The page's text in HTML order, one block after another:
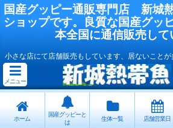
国産グッピー通販専門店 新城
ショップです。良質な国産グッ
本全国に通信販売して
小さな店にて店舗販売もしています、居ないことが
メニュー
ホーム
国産グッピーと
は
生体一覧 店舗営業日